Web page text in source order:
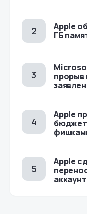
Apple
ГБ
прорыв
Apple
Apple